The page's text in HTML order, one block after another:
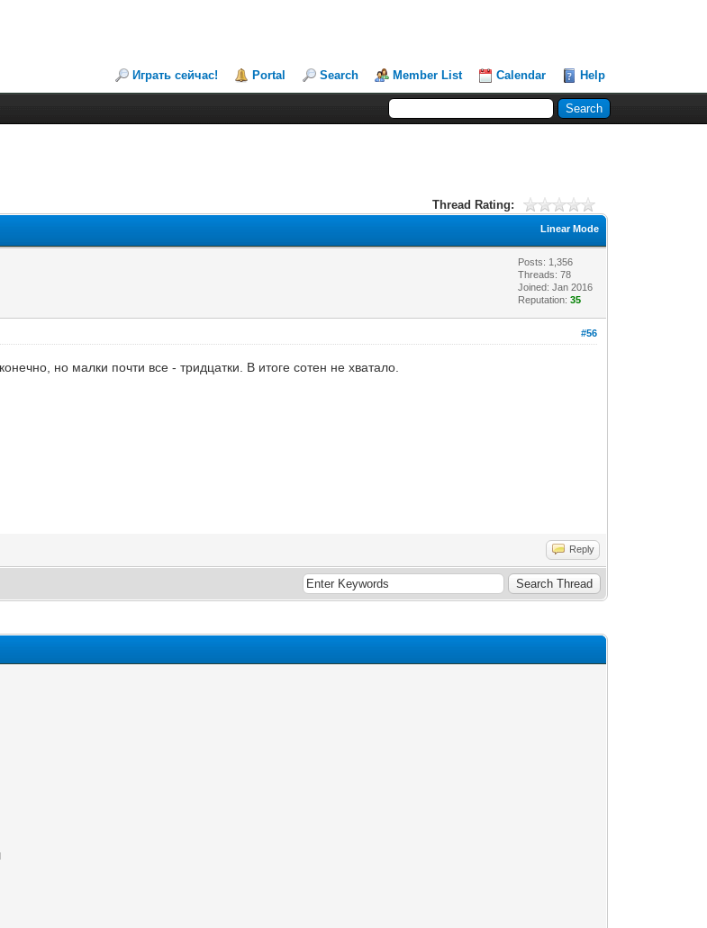
Играть сейчас! Portal Search Member List Calendar Help
Thread Rating:
Linear Mode
Posts: 1,356
Threads: 78
Joined: Jan 2016
Reputation:35
#56
но малки почти все - тридцатки. В итоге сотен не хватало.
Reply